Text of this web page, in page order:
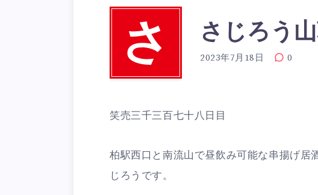
さ さじろう
2023年7月18日 0
笑売三千三百七十八日目
柏駅西口と南流山で昼飲み可能な串揚げ居
じろうです。